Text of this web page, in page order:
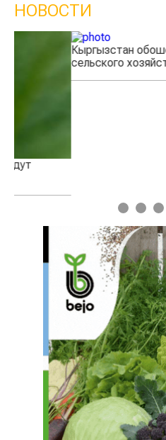
НОВОСТИ
Кыргызстан обошел
сельского хозяйства
1 2 3